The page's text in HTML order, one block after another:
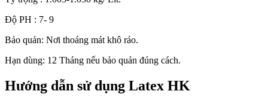
Độ PH : 7- 9
Bảo quản: Nơi thoáng mát khô ráo.
Hạn dùng: 12 Tháng nếu bảo quản đúng cách.
Hướng dẫn sử dụng Latex HK